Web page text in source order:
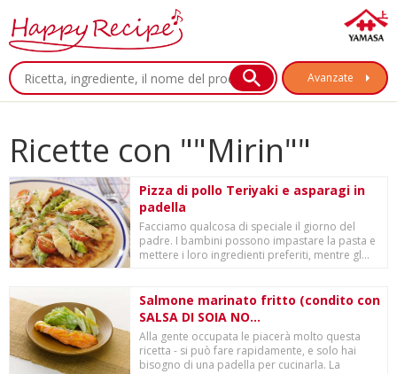
Avanzate
Ricette con ""Mirin""
Pizza di pollo Teriyaki e asparagi in
padella
Facciamo qualcosa di speciale il giorno del
padre. I bambini possono impastare la pasta e
mettere i loro ingredienti preferiti, mentre gl...
Salmone marinato fritto (condito con
SALSA DI SOIA NO...
Alla gente occupata le piacerà molto questa
ricetta - si può fare rapidamente, e solo hai
bisogno di una padella per cucinarla. La